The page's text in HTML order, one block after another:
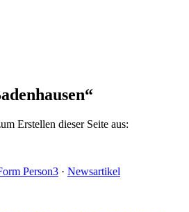
Erstellen dieser Seite aus:
Person3 · Newsartikel